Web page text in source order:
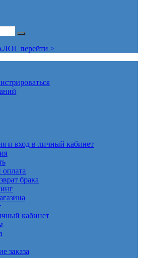
перейти >
и вход в личный кабинет
оплата
брака
кабинет
заказа